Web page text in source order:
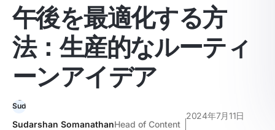
午後を最適化する方
法：生産的なルーティ
ーンアイデア
Sudarshan SomanathanHead of Content
2024年7月11日